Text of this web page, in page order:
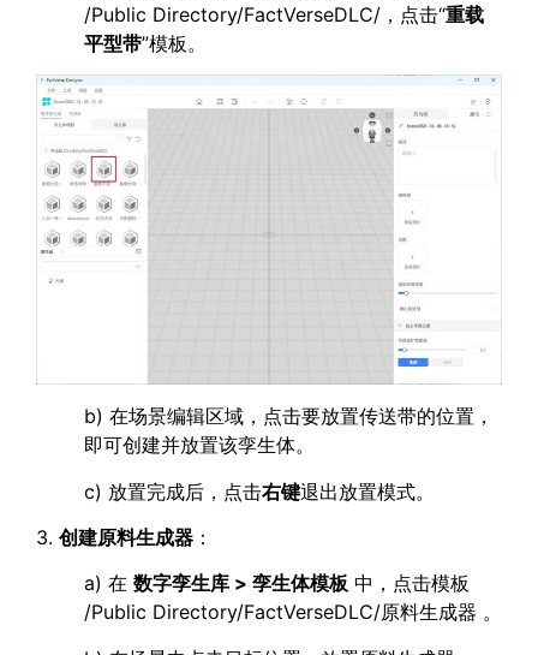
/Public Directory/FactVerseDLC/，点击“重载
平型带”模板。
b) 在场景编辑区域，点击要放置传送带的位置，
即可创建并放置该孪生体。
c) 放置完成后，点击右键退出放置模式。
3. 创建原料生成器 ：
a) 在 数字孪生库 > 孪生体模板 中，点击模板
/Public Directory/FactVerseDLC/原料生成器 。